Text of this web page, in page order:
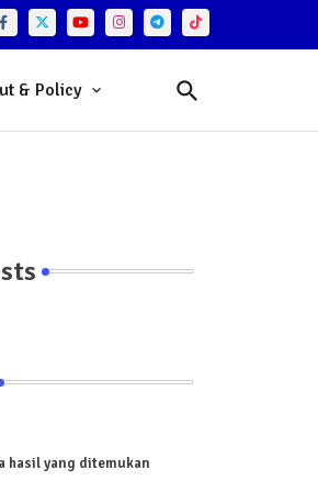
& Policy
hasil yang ditemukan